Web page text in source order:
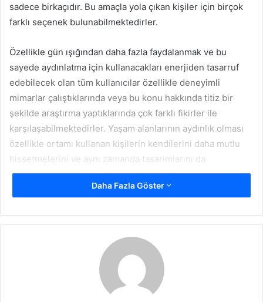
sadece birkaçıdır. Bu amaçla yola çıkan kişiler için birçok
farklı seçenek bulunabilmektedirler.
Özellikle gün ışığından daha fazla faydalanmak ve bu
sayede aydınlatma için kullanacakları enerjiden tasarruf
edebilecek olan tüm kullanıcılar özellikle deneyimli
mimarlar çalıştıklarında veya bu konu hakkında titiz bir
şekilde araştırma yaptıklarında çok farklı fikirler ile
karşılaşabilmektedirler. Yaşam alanlarının aydınlık olması
özellikle ortamı kullanan kişilerin kendilerini daha mutlu
hissetmelerini ve aynı zamanda tasarımlarını da
tamamlayabilmelerini sağlayabilmektedir.
Daha Fazla Göster